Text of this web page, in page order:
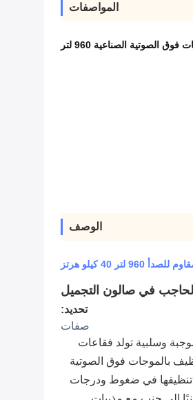
المواصفات
الصوتية الصناعية 960 لتر
الوصف
كيلو هرتز
تحديد:
صفات